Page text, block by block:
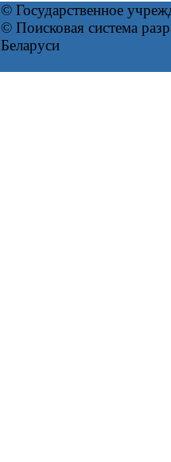
© Государственное
© Поисковая система
Беларуси